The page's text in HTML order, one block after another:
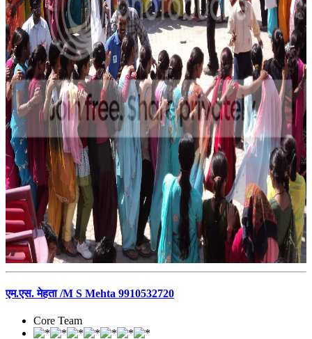
एम.एस. मेहता /M S Mehta 9910532720
Core Team